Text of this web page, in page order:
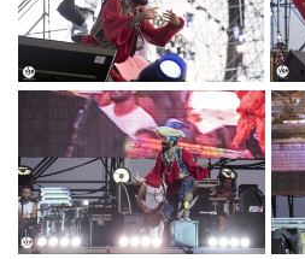
PARTY2_PH©TITTI
FABOZZI.JPG
DSC_0375 JOVA
BEACH
PARTY2_PH©TITTI
FABOZZI.JPG